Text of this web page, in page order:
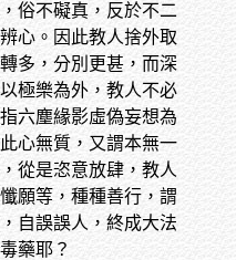
俗不礙真，反於不二
心。因此教人捨外取
多，分別更甚，而深
極樂為外，教人不必
六塵緣影虛偽妄想為
心無質，又謂本無一
從是恣意放肆，教人
願等，種種善行，謂
自誤誤人，終成大法
藥耶？